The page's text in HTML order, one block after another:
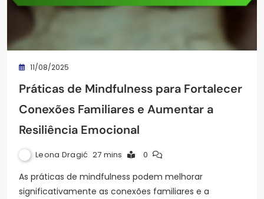
11/08/2025
Práticas de Mindfulness para Fortalecer
Conexões Familiares e Aumentar a
Resiliência Emocional
Leona Dragić 27 mins 0
As práticas de mindfulness podem melhorar
significativamente as conexões familiares e a